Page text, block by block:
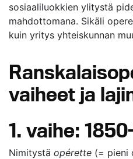
sosiaaliluokkien ylitystä
mahdottomana. Sikäli
kuin yritys yhteiskunnan
vaiheet ja
1. vaihe:
Nimitystä opérette (= pieni